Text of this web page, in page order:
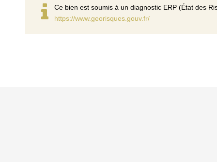
Ce bien est soumis à un diagnostic ERP (État des
https://www.georisques.gouv.fr/